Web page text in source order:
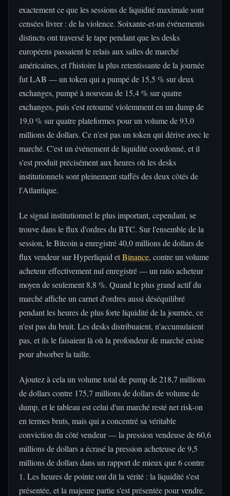
exactement ce que les sessions de liquidité maximale sont
censées livrer : de la violence. Soixante-et-un événements
distincts ont traversé le tape pendant que les desks
européens passaient le relais aux salles de marché
américaines, et l'histoire la plus retentissante de la journée
fut LAB — un token qui a pumpé de 15,5 % sur deux
exchanges, pumpé à nouveau de 15,4 % sur quatre
exchanges, puis s'est retourné violemment en un dump de
19,0 % sur quatre plateformes pour un volume de 93,0
millions de dollars. Ce n'est pas un token qui dérive avec le
marché. C'est un événement de liquidité coordonné, et il
s'est produit précisément aux heures où les desks
institutionnels sont pleinement staffés des deux côtés de
l'Atlantique.
Le signal institutionnel le plus important, cependant, se
trouve dans le flux d'ordres du BTC. Sur l'ensemble de la
session, le Bitcoin a enregistré 40,0 millions de dollars de
flux vendeur sur Hyperliquid etBinance, contre un volume
acheteur effectivement nul enregistré — un ratio acheteur
moyen de seulement 8,8 %. Quand le plus grand actif du
marché affiche un carnet d'ordres aussi déséquilibré
pendant les heures de plus forte liquidité de la journée, ce
n'est pas du bruit. Les desks distribuaient, n'accumulaient
pas, et ils le faisaient là où la profondeur de marché existe
pour absorber la taille.
Ajoutez à cela un volume total de pump de 218,7 millions
de dollars contre 175,7 millions de dollars de volume de
dump, et le tableau est celui d'un marché resté net risk-on
en termes bruts, mais qui a concentré sa véritable
conviction du côté vendeur — la pression vendeuse de 60,6
millions de dollars a écrasé la pression acheteuse de 9,5
millions de dollars dans un rapport de mieux que 6 contre
1. Les heures de pointe ont dit la vérité : la liquidité s'est
présentée, et la majeure partie s'est présentée pour vendre.